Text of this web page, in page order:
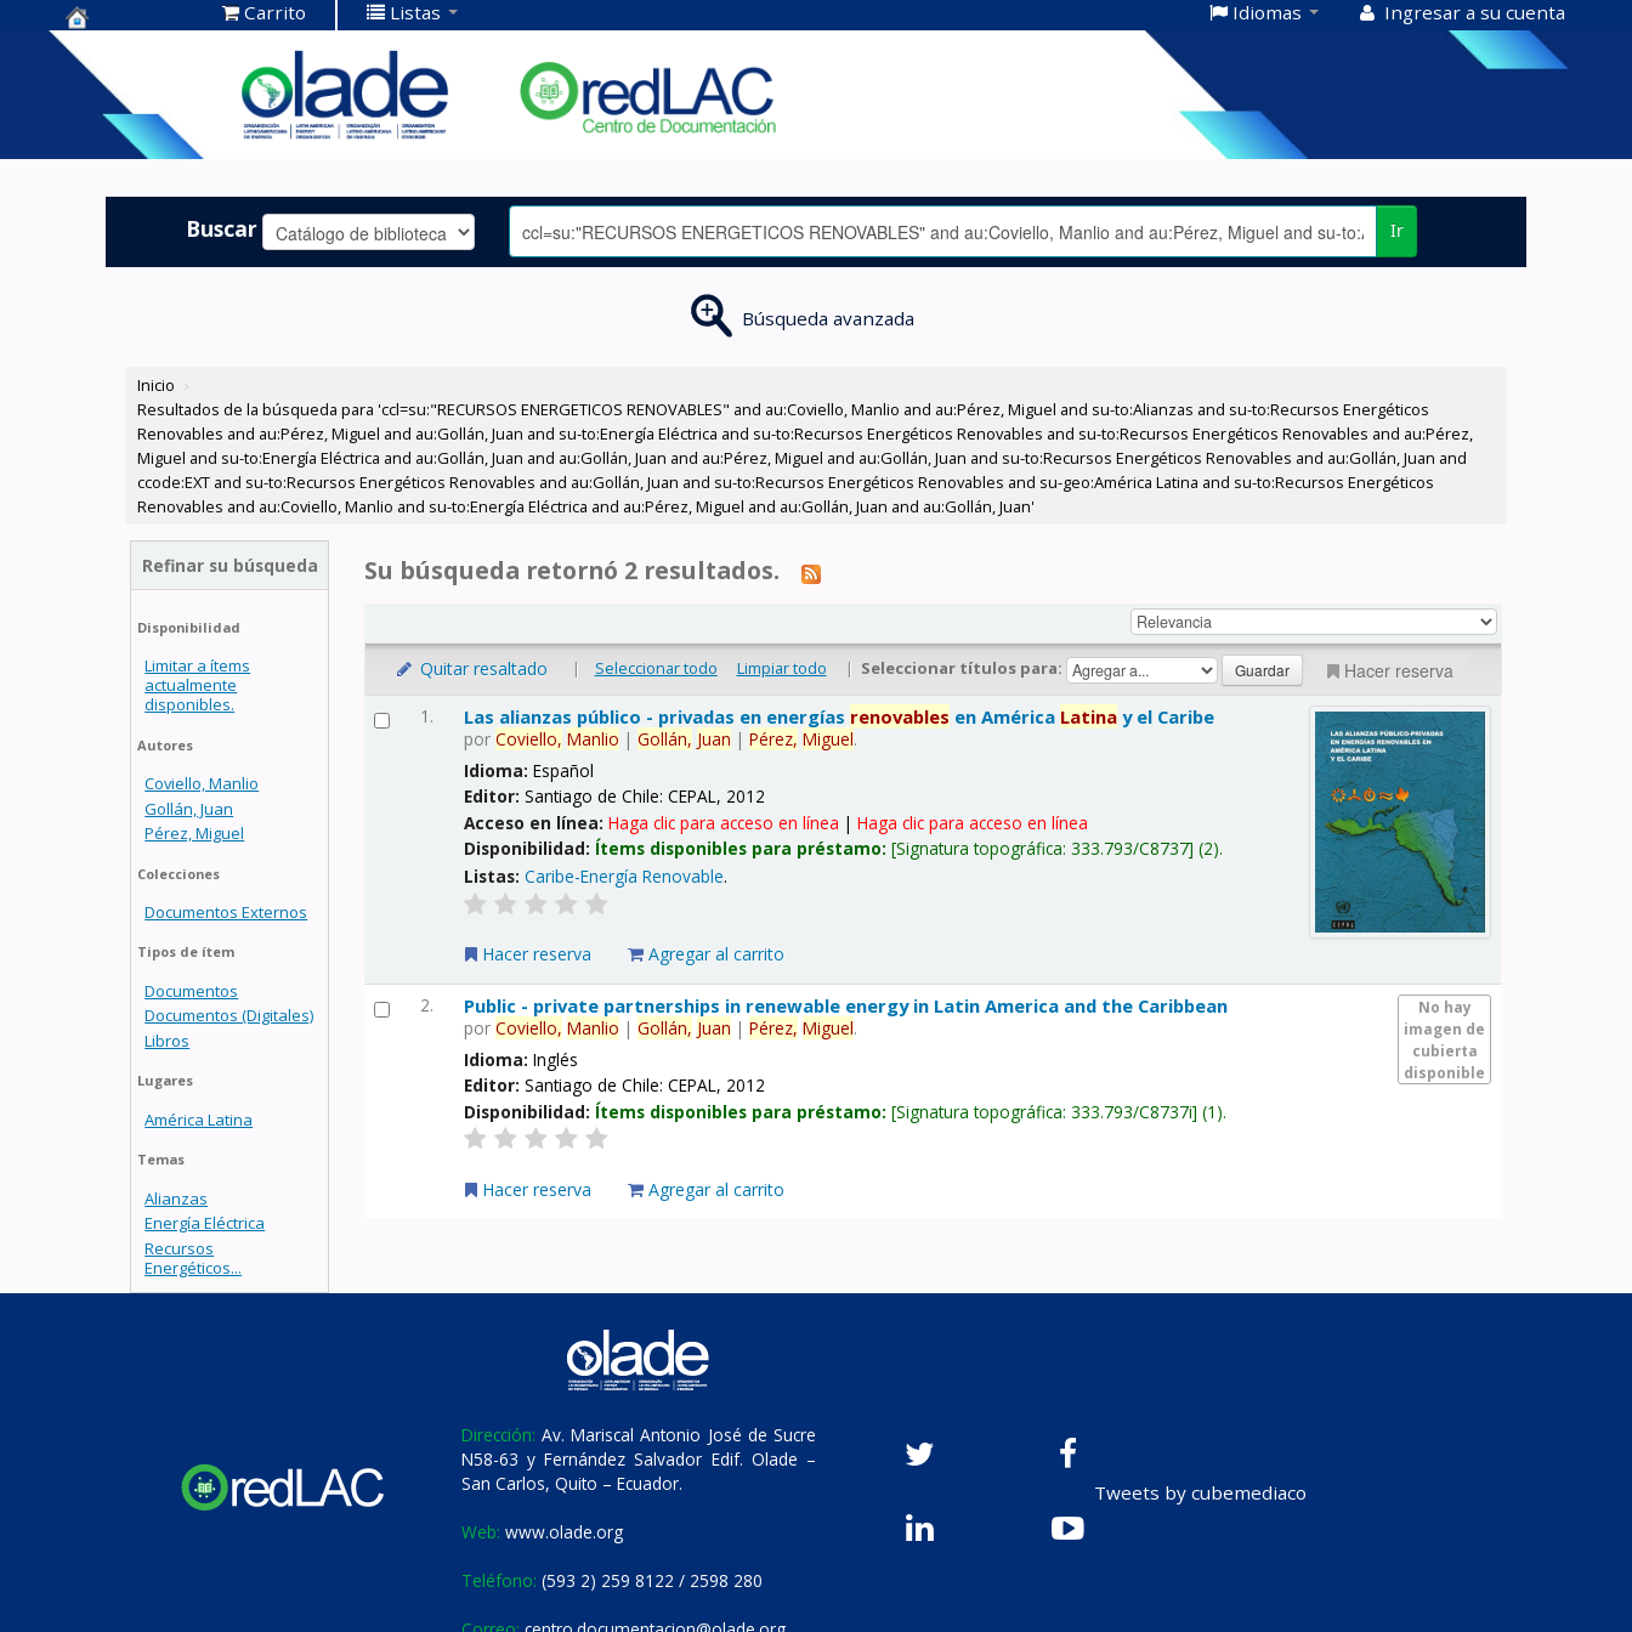
Centro de
Documentación
OLADE -
Carrito Listas Idiomas Ingresar a su cuenta
Buscar Ir
Búsqueda avanzada
Inicio ›
Resultados de la búsqueda para 'ccl=su:"RECURSOS ENERGETICOS RENOVABLES" and au:Coviello, Manlio and au:Pérez, Miguel and su-to:Alianzas and su-to:Recursos Energéticos
Renovables and au:Pérez, Miguel and au:Gollán, Juan and su-to:Energía Eléctrica and su-to:Recursos Energéticos Renovables and su-to:Recursos Energéticos Renovables and au:Pérez,
Miguel and su-to:Energía Eléctrica and au:Gollán, Juan and au:Gollán, Juan and au:Pérez, Miguel and au:Gollán, Juan and su-to:Recursos Energéticos Renovables and au:Gollán, Juan and
ccode:EXT and su-to:Recursos Energéticos Renovables and au:Gollán, Juan and su-to:Recursos Energéticos Renovables and su-geo:América Latina and su-to:Recursos Energéticos
Renovables and au:Coviello, Manlio and su-to:Energía Eléctrica and au:Pérez, Miguel and au:Gollán, Juan and au:Gollán, Juan'
Refinar su búsqueda
Disponibilidad
Limitar a ítems
actualmente
disponibles.
Autores
Coviello, Manlio
Gollán, Juan
Pérez, Miguel
Colecciones
Documentos Externos
Tipos de ítem
Documentos
Documentos (Digitales)
Libros
Lugares
América Latina
Temas
Alianzas
Energía Eléctrica
Recursos
Energéticos...
Su búsqueda retornó 2 resultados.
Quitar resaltado | Seleccionar todo Limpiar todo | Seleccionar títulos para: Hacer reserva
1. Las alianzas público - privadas en energías renovables en América Latina y el Caribe
porCoviello, Manlio |Gollán, Juan |Pérez, Miguel.
Idioma:Español
Editor:Santiago de Chile: CEPAL, 2012
Acceso en línea:Haga clic para acceso en línea |Haga clic para acceso en línea
Disponibilidad: Ítems disponibles para préstamo: Signatura topográfica:333.793/C8737 (2).
Listas: Caribe-Energía Renovable.
Hacer reserva Agregar al carrito
2.
No hay
imagen de
cubierta
disponible
Public - private partnerships in renewable energy in Latin America and the Caribbean
porCoviello, Manlio |Gollán, Juan |Pérez, Miguel.
Idioma:Inglés
Editor:Santiago de Chile: CEPAL, 2012
Disponibilidad: Ítems disponibles para préstamo: Signatura topográfica:333.793/C8737i (1).
Hacer reserva Agregar al carrito
Dirección: Av. Mariscal Antonio José de Sucre
N58-63 y Fernández Salvador Edif. Olade –
San Carlos, Quito – Ecuador.
Web: www.olade.org
Teléfono: (593 2) 259 8122 / 2598 280
Tweets by cubemediaco